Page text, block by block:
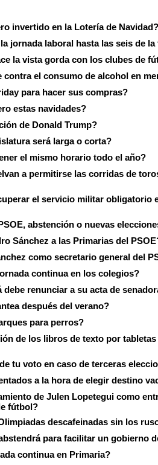
invertido en la Lotería de Navidad?
jornada laboral hasta las seis de la
la vista gorda con los clubes de
contra el consumo de alcohol en
para hacer sus compras?
estas navidades?
de Donald Trump?
será larga o corta?
el mismo horario todo el año?
a permitirse las corridas de
el servicio militar obligatorio
abstención o nuevas
Sánchez a las Primarias del
como secretario general del
continua en los colegios?
debe renunciar a su acta de
después del verano?
para perros?
de los libros de texto por tabletas
tu voto en caso de terceras
a la hora de elegir destino
de Julen Lopetegui como
fútbol?
descafeinadas sin los
para facilitar un gobierno
continua en Primaria?